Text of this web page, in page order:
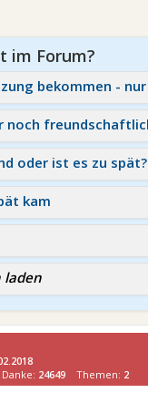
oder ist es zu spät?
kam
laden
Danke: 24649 Themen: 2